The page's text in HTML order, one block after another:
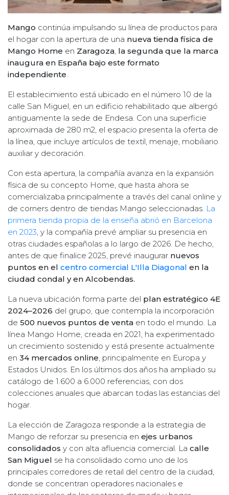
Mango continúa impulsando su línea de productos para
el hogar con la apertura de una nueva tienda física de
Mango Home en Zaragoza la segunda que la marca
inaugura en España bajo este formato
independiente
El establecimiento está ubicado en el número 10 de la
calle San Miguel, en un edificio rehabilitado que albergó
antiguamente la sede de Endesa. Con una superficie
aproximada de 280 m2, el espacio presenta la oferta de
la línea, que incluye artículos de textil, menaje, mobiliario
auxiliar y decoración.
Con esta apertura, la compañía avanza en la expansión
física de su concepto Home, que hasta ahora se
comercializaba principalmente a través del canal online y
de corners dentro de tiendas Mango seleccionadas. La
primera tienda propia de la enseña abrió en Barcelona
en 2023 , y la compañía prevé ampliar su presencia en
otras ciudades españolas a lo largo de 2026. De hecho,
antes de que finalice 2025, prevé inaugurar nuevos
puntos en el centro comercial L'Illa Diagonal en la
ciudad condal y en Alcobendas.
La nueva ubicación forma parte del plan estratégico 4E
2024–2026 del grupo, que contempla la incorporación
de 500 nuevos puntos de venta en todo el mundo. La
línea Mango Home, creada en 2021, ha experimentado
un crecimiento sostenido y está presente actualmente
en 34 mercados online , principalmente en Europa y
Estados Unidos. En los últimos dos años ha ampliado su
catálogo de 1.600 a 6.000 referencias, con dos
colecciones anuales que abarcan todas las estancias del
hogar.
La elección de Zaragoza responde a la estrategia de
Mango de reforzar su presencia en ejes urbanos
consolidados y con alta afluencia comercial. La calle
San Miguel se ha consolidado como uno de los
principales corredores de retail del centro de la ciudad,
donde se concentran operadores nacionales e